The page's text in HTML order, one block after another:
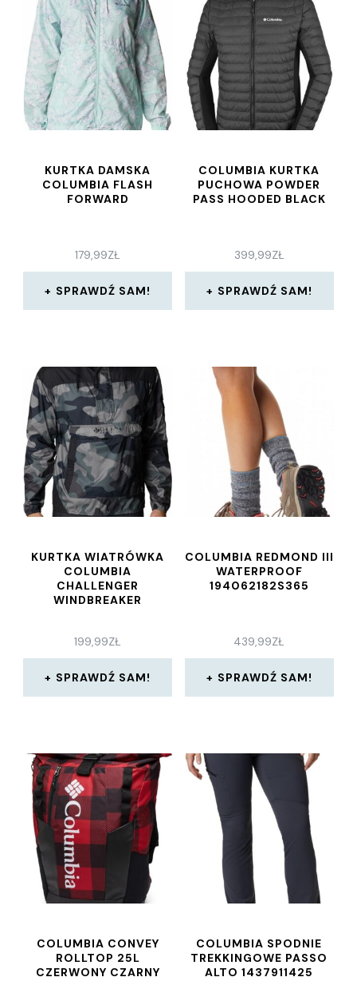
KURTKA DAMSKA
COLUMBIA FLASH
FORWARD
179,99ZŁ
SPRAWDŹ SAM!
COLUMBIA KURTKA
PUCHOWA POWDER
PASS HOODED BLACK
399,99ZŁ
SPRAWDŹ SAM!
KURTKA WIATRÓWKA
COLUMBIA
CHALLENGER
WINDBREAKER
199,99ZŁ
SPRAWDŹ SAM!
COLUMBIA REDMOND III
WATERPROOF
194062182S365
439,99ZŁ
SPRAWDŹ SAM!
COLUMBIA CONVEY
ROLLTOP 25L
CZERWONY CZARNY
COLUMBIA SPODNIE
TREKKINGOWE PASSO
ALTO 1437911425